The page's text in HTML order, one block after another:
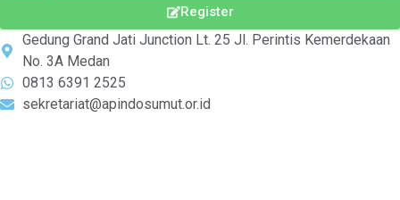
Register
Gedung Grand Jati Junction Lt. 25 Jl. Perintis Kemerdekaan
No. 3A Medan
0813 6391 2525
sekretariat@apindosumut.or.id